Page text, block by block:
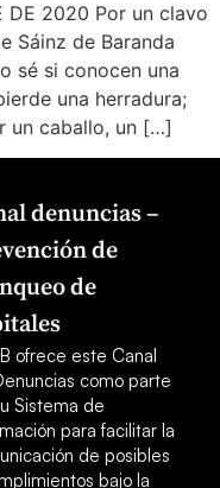
DE 2020 Por un clavo
Sáinz de Baranda
sé si conocen una
una herradura;
un caballo, un […]
denuncias –
de
de
ofrece este Canal
como parte
Sistema de
para facilitar la
de posibles
bajo la